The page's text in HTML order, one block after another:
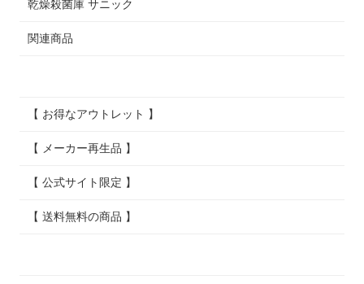
乾燥殺菌庫 サニック
関連商品
【 お得なアウトレット 】
【 メーカー再生品 】
【 公式サイト限定 】
【 送料無料の商品 】